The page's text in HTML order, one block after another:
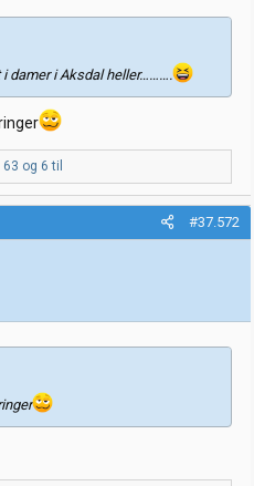
damer i Aksdal heller……….
63 og 6 til
#37.572